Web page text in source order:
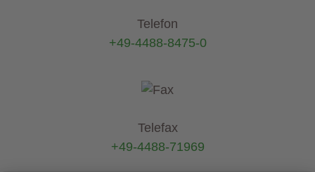
Telefon
+49-4488-8475-0
Telefax
+49-4488-71969